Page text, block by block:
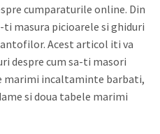
cumparaturile online. Din
masura picioarele si ghiduri
Acest articol iti va
despre cum sa-ti masori
marimi incaltaminte barbati,
si doua tabele marimi